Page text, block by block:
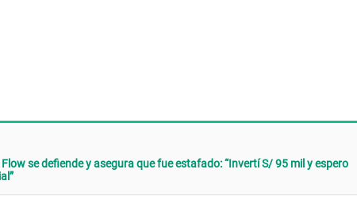
se defiende y asegura que fue estafado: “Invertí S/ 95 mil y espero